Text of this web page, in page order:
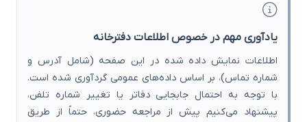
یادآوری مهم در خصوص اطلاعات دفترخانه
اطلاعات نمایش داده شده در این صفحه (شامل آدرس و
شماره تماس)، بر اساس داده‌های عمومی گردآوری شده است.
با توجه به احتمال جابجایی دفاتر یا تغییر شماره تلفن،
پیشنهاد می‌کنیم پیش از مراجعه حضوری، حتماً از طریق